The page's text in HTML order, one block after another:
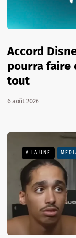
Accord
pourra faire
tout
6 août 2026
A LA UNE